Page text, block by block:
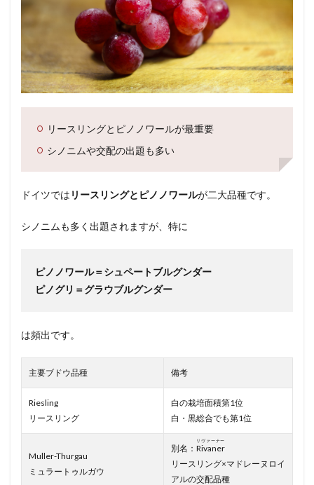
リースリングとピノノワールが最重要
シノニムや交配の出題も多い
ドイツでは リースリングとピノノワールが二大品種です。
シノニムも多く出題されますが、特に
ピノノワール＝シュペートブルグンダー
ピノグリ＝グラウブルグンダー
は頻出です。
主要ブドウ品種 備考
Riesling
リースリング
白の栽培面積第1位
白・黒総合でも第1位
Muller-Thurgau
ミュラートゥルガウ
別名： Rivaner
リヴァーナー
リースリング×マドレーヌロイ
アルの交配品種